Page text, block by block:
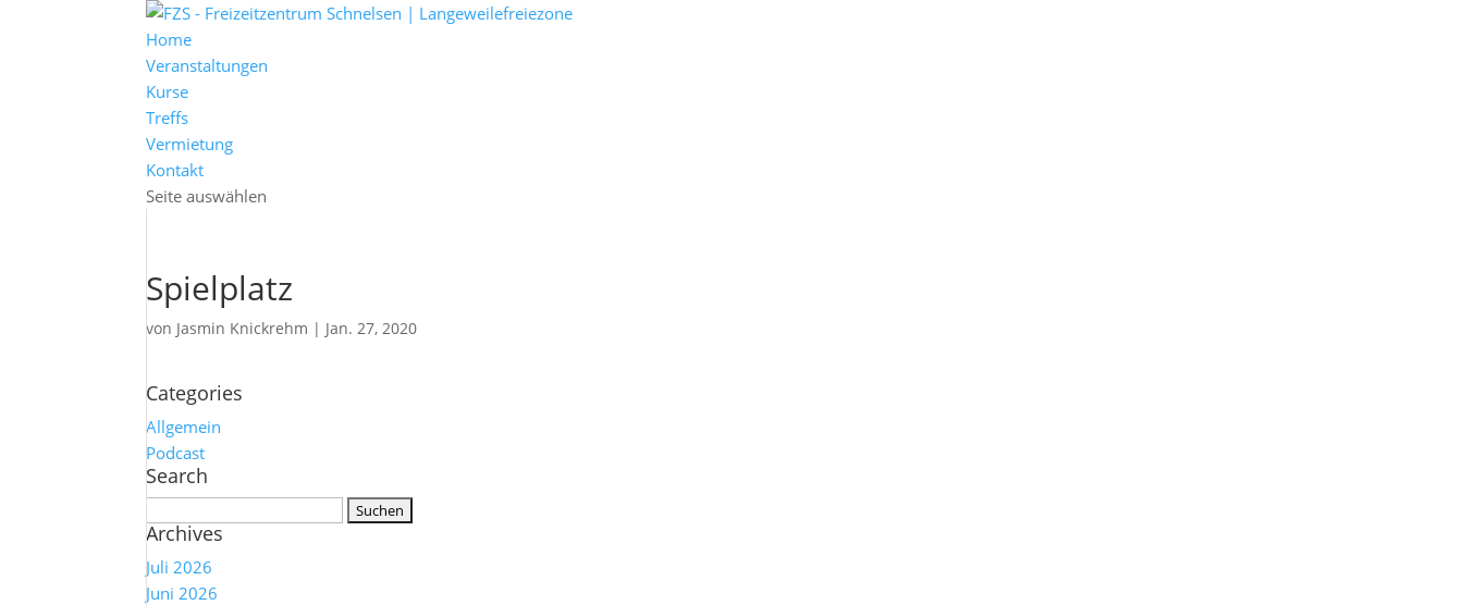
Home
Veranstaltungen
Kurse
Treffs
Vermietung
Kontakt
Seite auswählen
Spielplatz
von Jasmin Knickrehm | Jan. 27, 2020
Categories
Allgemein
Podcast
Search
nach:
Archives
Juli 2026
Juni 2026